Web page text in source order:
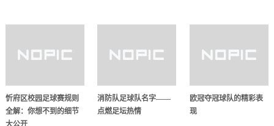
忻府区校园足球赛规则
全解：你想不到的细节
大公开
消防队足球队名字——
点燃足坛热情
欧冠夺冠球队的精彩表
现